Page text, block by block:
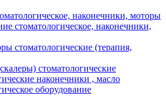
наконечники, моторы
стоматологическое, наконечники,
стоматологические (терапия,
стоматологические
наконечники , масло
оборудование